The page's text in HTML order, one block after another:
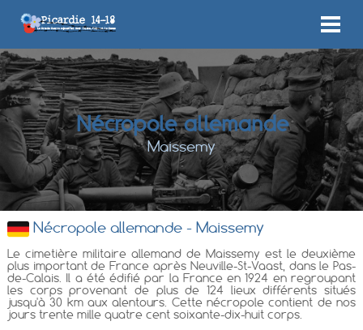
Nécropole allemande
Maissemy
Nécropole allemande - Maissemy
Le cimetière militaire allemand de Maissemy est le deuxième
plus important de France après Neuville-St-Vaast, dans le Pas-
de-Calais. Il a été édifié par la France en 1924 en regroupant
les corps provenant de plus de 124 lieux différents situés
jusqu'à 30 km aux alentours. Cette nécropole contient de nos
jours trente mille quatre cent soixante-dix-huit corps.